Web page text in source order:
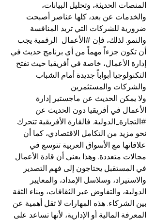
المنصات الحديثة، وتحليل البيانات،
والخدمات عن بعد، كلها عناصر أصبحت
ضرورية للشركات التي تريد المنافسة
والنمو. لذلك، فإن #الأعمال_الرقمية يجب
أن تكون جزءاً مهماً من أي برنامج حديث في
إدارة الأعمال، خاصة في أفريقيا حيث تفتح
التكنولوجيا أبواباً جديدة أمام الشباب
والشركات والمستثمرين.
ولا يمكن الحديث عن ماجستير إدارة
الأعمال في أفريقيا دون الحديث عن
#التجارة_الدولية. فالقارة الأفريقية تتحرك
نحو مزيد من التكامل الاقتصادي، كما أن
علاقاتها مع الأسواق العربية تتوسع في
مجالات متعددة. وهذا يعني أن قادة الأعمال
في المستقبل يحتاجون إلى فهم التصدير
والاستيراد، وسلاسل الإمداد، والمعايير
الدولية، والتفاوض عبر الثقافات، وبناء الثقة
بين الشركاء. هذه المهارات لا تقل أهمية عن
المعرفة المالية أو الإدارية، لأنها تساعد على